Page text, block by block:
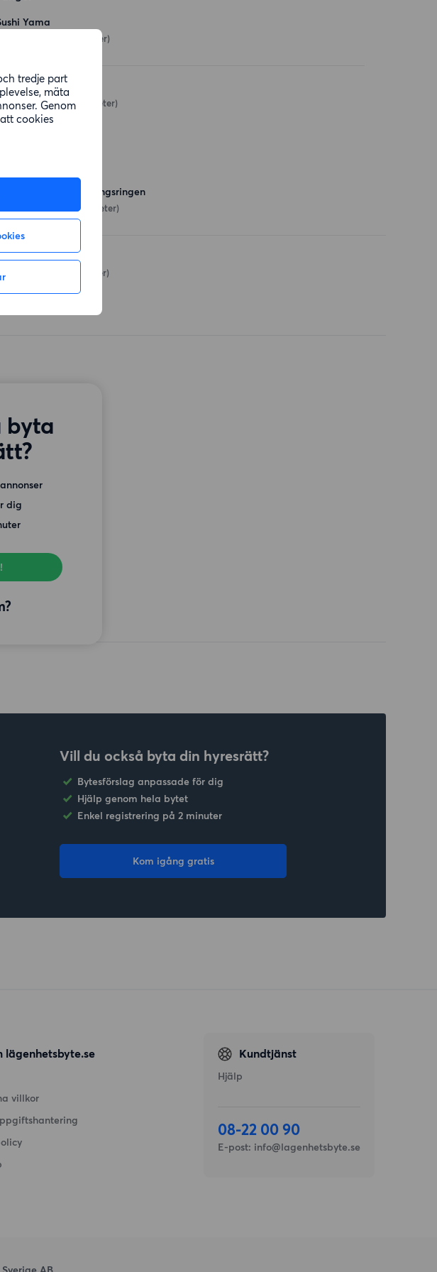
tredje part
mäta
Genom
cookies
Yama
(687 meter)
Hörnet
(945 meter)
Tyresö Granängsringen
(57 meter)
Farmarstigen
(530 meter)
byta
dig
Vill du också byta din hyresrätt?
Bytesförslag anpassade för dig
Hjälp genom hela bytet
Enkel registrering på 2 minuter
Kom igång gratis
lägenhetsbyte.se
villkor
Kundtjänst
Hjälp
08-22 00 90
E-post: info@lagenhetsbyte.se